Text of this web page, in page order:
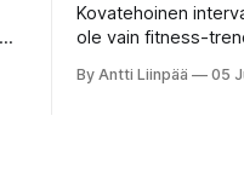
Kovatehoinen
ole vain fitness-
rasvaa ja vahvistaa
By Antti Liinpää 05